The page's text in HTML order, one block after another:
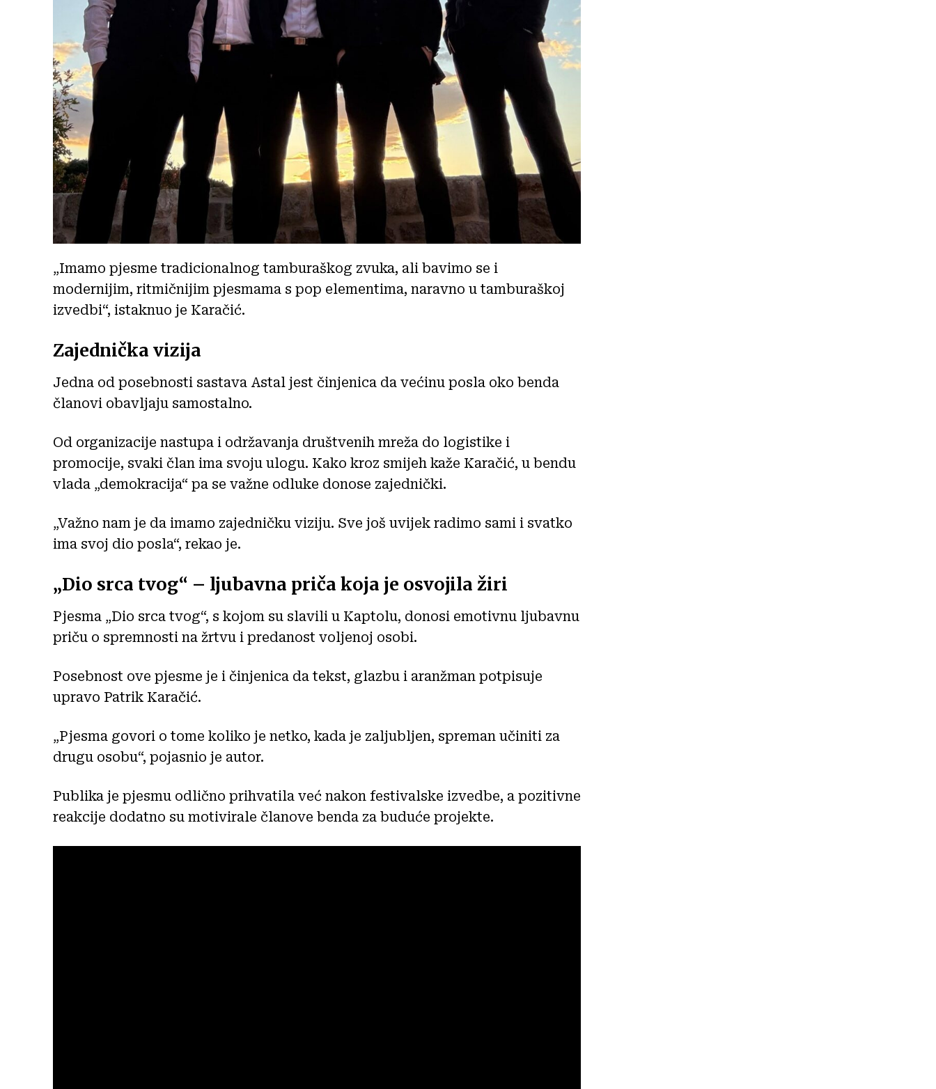
„Imamo pjesme tradicionalnog tamburaškog zvuka, ali bavimo se i
modernijim, ritmičnijim pjesmama s pop elementima, naravno u tamburaškoj
izvedbi“, istaknuo je Karačić.
Zajednička vizija
Jedna od posebnosti sastava Astal jest činjenica da većinu posla oko benda
članovi obavljaju samostalno.
Od organizacije nastupa i održavanja društvenih mreža do logistike i
promocije, svaki član ima svoju ulogu. Kako kroz smijeh kaže Karačić, u bendu
vlada „demokracija“ pa se važne odluke donose zajednički.
„Važno nam je da imamo zajedničku viziju. Sve još uvijek radimo sami i svatko
ima svoj dio posla“, rekao je.
„Dio srca tvog“ – ljubavna priča koja je osvojila žiri
Pjesma „Dio srca tvog“, s kojom su slavili u Kaptolu, donosi emotivnu ljubavnu
priču o spremnosti na žrtvu i predanost voljenoj osobi.
Posebnost ove pjesme je i činjenica da tekst, glazbu i aranžman potpisuje
upravo Patrik Karačić.
„Pjesma govori o tome koliko je netko, kada je zaljubljen, spreman učiniti za
drugu osobu“, pojasnio je autor.
Publika je pjesmu odlično prihvatila već nakon festivalske izvedbe, a pozitivne
reakcije dodatno su motivirale članove benda za buduće projekte.